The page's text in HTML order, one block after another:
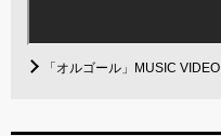
「オルゴール」MUSIC VIDEO